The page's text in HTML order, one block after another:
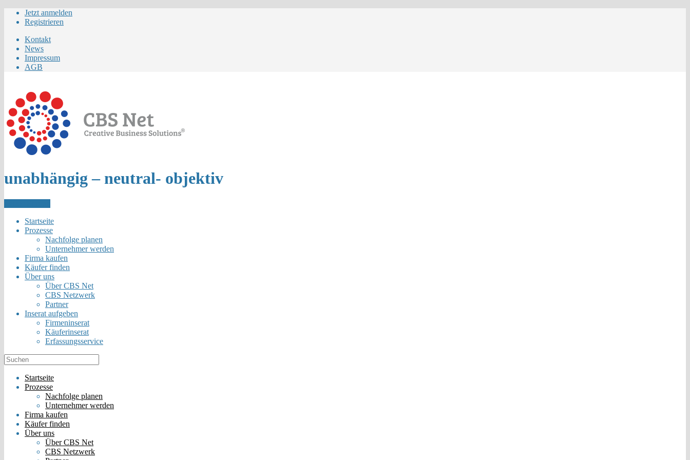
Jetzt anmelden
Registrieren
Kontakt
News
Impressum
AGB
unabhängig – neutral- objektiv
Startseite
Prozesse
Nachfolge planen
Unternehmer werden
Firma kaufen
Käufer finden
Über uns
Über CBS Net
CBS Netzwerk
Partner
Inserat aufgeben
Firmeninserat
Käuferinserat
Erfassungsservice
Startseite
Prozesse
Nachfolge planen
Unternehmer werden
Firma kaufen
Käufer finden
Über uns
Über CBS Net
CBS Netzwerk